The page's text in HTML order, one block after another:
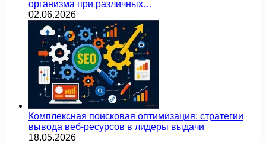
организма при различных…
02.06.2026
Комплексная поисковая оптимизация: стратегии
вывода веб-ресурсов в лидеры выдачи
18.05.2026